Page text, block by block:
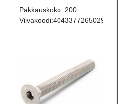
Pakkauskoko: 200
Viivakoodi:4043377265029